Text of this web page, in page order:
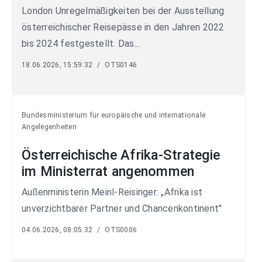
London Unregelmäßigkeiten bei der Ausstellung
österreichischer Reisepässe in den Jahren 2022
bis 2024 festgestellt. Das...
18.06.2026, 15:59:32 / OTS0146
Bundesministerium für europäische und internationale
Angelegenheiten
Österreichische Afrika-Strategie
im Ministerrat angenommen
Außenministerin Meinl-Reisinger: „Afrika ist
unverzichtbarer Partner und Chancenkontinent"
04.06.2026, 08:05:32 / OTS0006